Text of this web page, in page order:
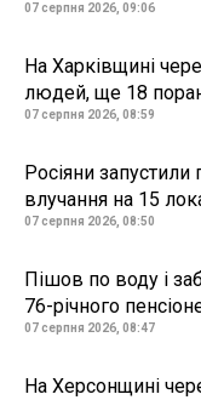
07 серпня 2026, 09:06
На Харківщині
людей, ще 18
07 серпня 2026, 08:59
Росіяни
влучання на 15
07 серпня 2026, 08:50
Пішов по воду і
76-річного
07 серпня 2026, 08:47
На Херсонщині